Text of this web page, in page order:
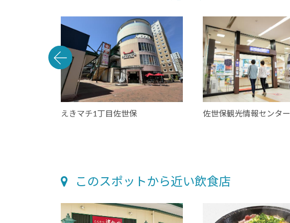
えきマチ1丁目佐世保 佐世保観光情報センター
このスポットから近い飲食店